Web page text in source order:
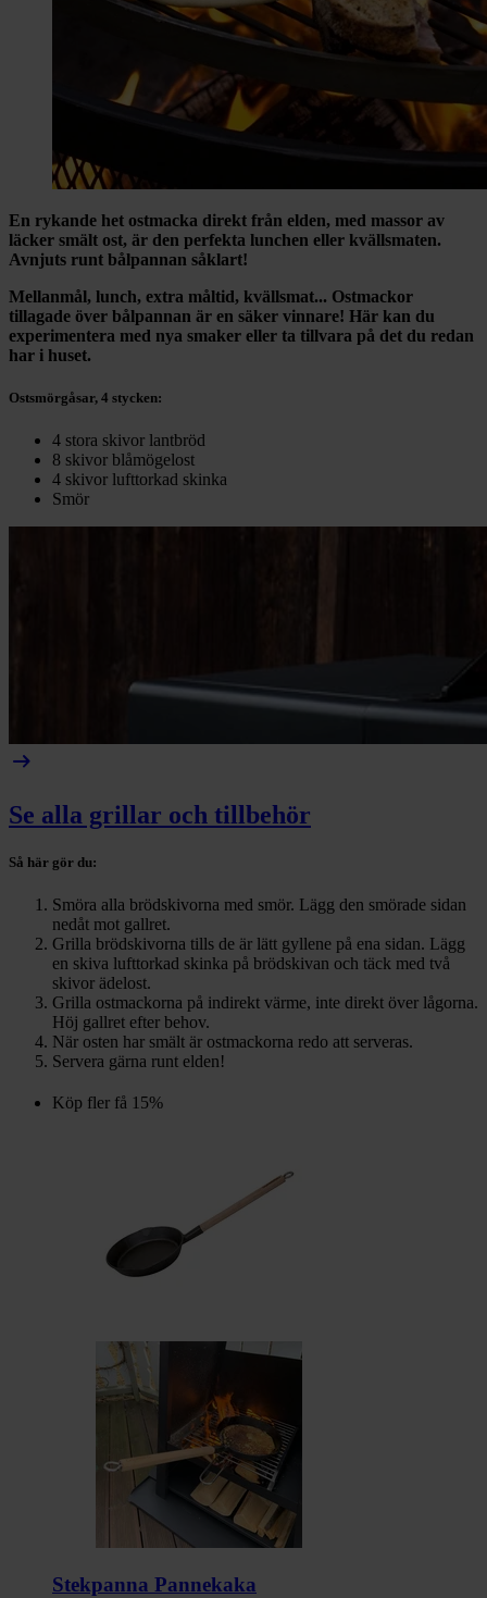
En rykande het ostmacka direkt från elden, med massor av
läcker smält ost, är den perfekta lunchen eller kvällsmaten.
Avnjuts runt bålpannan såklart!
Mellanmål, lunch, extra måltid, kvällsmat... Ostmackor
tillagade över bålpannan är en säker vinnare! Här kan du
experimentera med nya smaker eller ta tillvara på det du redan
har i huset.
Ostsmörgåsar, 4 stycken:
4 stora skivor lantbröd
8 skivor blåmögelost
4 skivor lufttorkad skinka
Smör
arrow_right_alt
Se alla grillar och tillbehör
Så här gör du:
Smöra alla brödskivorna med smör. Lägg den smörade sidan
nedåt mot gallret.
Grilla brödskivorna tills de är lätt gyllene på ena sidan. Lägg
en skiva lufttorkad skinka på brödskivan och täck med två
skivor ädelost.
Grilla ostmackorna på indirekt värme, inte direkt över lågorna.
Höj gallret efter behov.
När osten har smält är ostmackorna redo att serveras.
Servera gärna runt elden!
Köp fler få 15%
Stekpanna Pannekaka